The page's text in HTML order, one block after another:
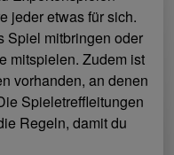
jeder etwas für sich.
Spiel mitbringen oder
mitspielen. Zudem ist
vorhanden, an denen
Spieletreffleitungen
Regeln, damit du